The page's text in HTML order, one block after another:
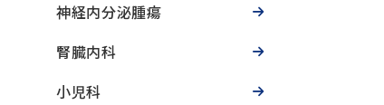
神経内分泌腫瘍
腎臓内科
小児科